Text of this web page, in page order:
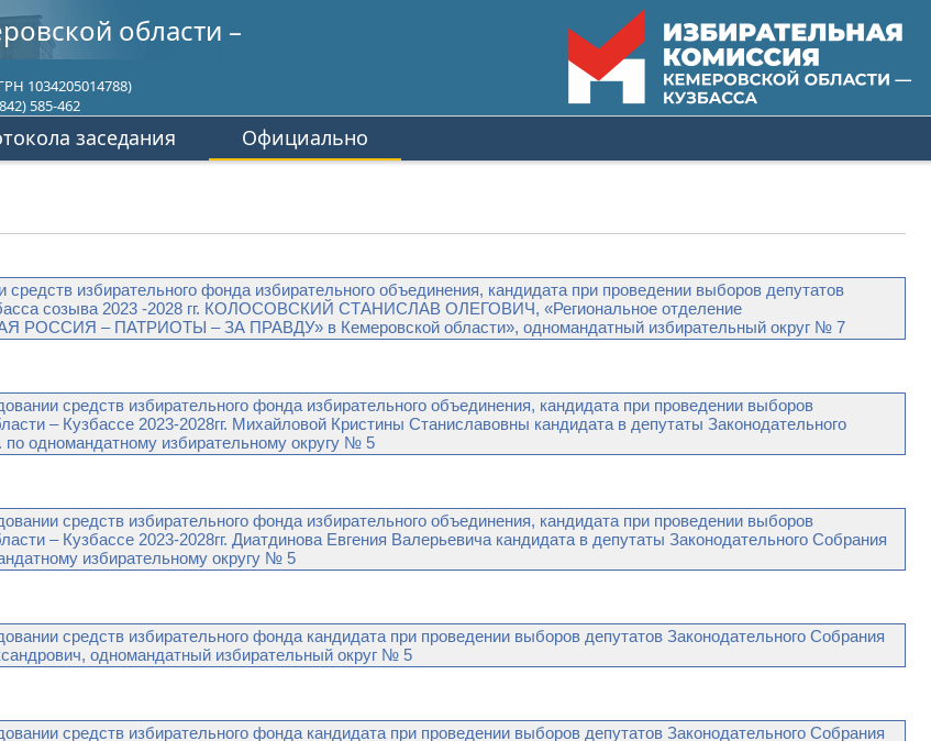
области –
1034205014788)
585-462
заседания Официально
избирательного фонда избирательного объединения, кандидата при проведении выборов депутатов
созыва 2023 -2028 гг. КОЛОСОВСКИЙ СТАНИСЛАВ ОЛЕГОВИЧ, «Региональное отделение
РОССИЯ – ПАТРИОТЫ – ЗА ПРАВДУ» в Кемеровской области», одномандатный избирательный округ № 7
средств избирательного фонда избирательного объединения, кандидата при проведении выборов
– Кузбассе 2023-2028гг. Михайловой Кристины Станиславовны кандидата в депутаты Законодательного
по одномандатному избирательному округу № 5
средств избирательного фонда избирательного объединения, кандидата при проведении выборов
– Кузбассе 2023-2028гг. Диатдинова Евгения Валерьевича кандидата в депутаты Законодательного Собрания
избирательному округу № 5
средств избирательного фонда кандидата при проведении выборов депутатов Законодательного Собрания
одномандатный избирательный округ № 5
средств избирательного фонда кандидата при проведении выборов депутатов Законодательного Собрания